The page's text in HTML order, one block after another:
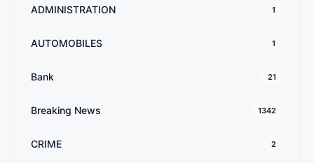
ADMINISTRATION 1
AUTOMOBILES 1
Bank 21
Breaking News 1342
CRIME 2